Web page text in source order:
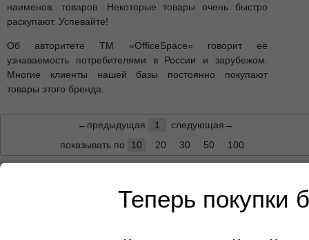
Теперь покупки
наименов. товаров. Некоторые товары очень быстро
раскупают. Успевайте!
Об авторитете ТМ «OfficeSpace» говорит её
узнаваемость потребителями в России и зарубежом.
Многие клиенты нашей базы постоянно покупают
товары этого бренда.
←предыдущая 1
следующая→
показывать по
10 20 30 50 100
Один квадрат на фоне товара равен 10 сантиметрам.